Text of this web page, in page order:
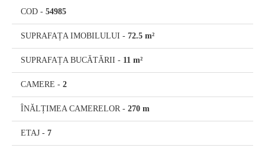
COD - 54985
SUPRAFAȚA IMOBILULUI - 72.5 m²
SUPRAFAȚA BUCĂTĂRII - 11 m²
CAMERE - 2
ÎNĂLȚIMEA CAMERELOR - 270 m
ETAJ - 7